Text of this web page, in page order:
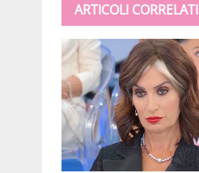
ARTICOLI CORRELATI